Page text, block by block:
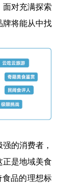
对充满探索
将能从中找
的消费者，
是地域美食
食品的理想标